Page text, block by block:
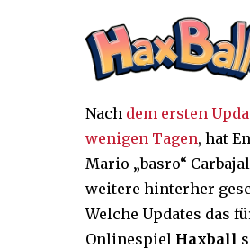
Nach dem ersten
wenigen Tagen, hat
Mario „basro“
weitere hinterher
Welche Updates das
Onlinespiel Haxball